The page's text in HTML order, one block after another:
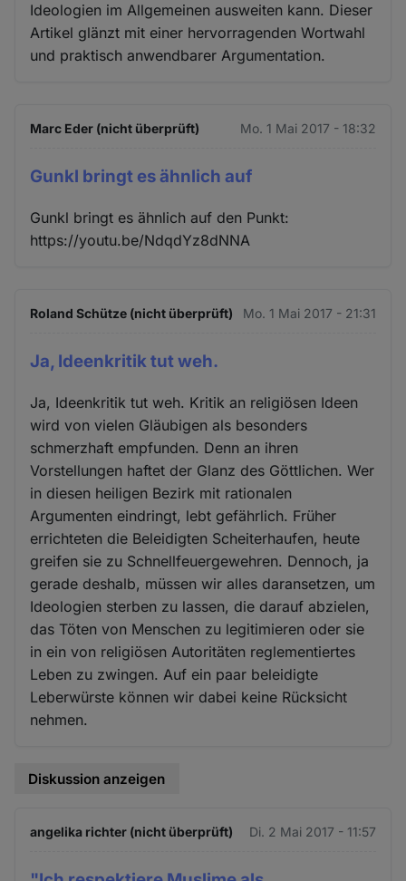
Ideologien im Allgemeinen ausweiten kann. Dieser
Artikel glänzt mit einer hervorragenden Wortwahl
und praktisch anwendbarer Argumentation.
Marc Eder (nicht überprüft) Mo. 1 Mai 2017 - 18:32
Gunkl bringt es ähnlich auf
Gunkl bringt es ähnlich auf den Punkt:
https://youtu.be/NdqdYz8dNNA
Roland Schütze (nicht überprüft) Mo. 1 Mai 2017 - 21:31
Ja, Ideenkritik tut weh.
Ja, Ideenkritik tut weh. Kritik an religiösen Ideen
wird von vielen Gläubigen als besonders
schmerzhaft empfunden. Denn an ihren
Vorstellungen haftet der Glanz des Göttlichen. Wer
in diesen heiligen Bezirk mit rationalen
Argumenten eindringt, lebt gefährlich. Früher
errichteten die Beleidigten Scheiterhaufen, heute
greifen sie zu Schnellfeuergewehren. Dennoch, ja
gerade deshalb, müssen wir alles daransetzen, um
Ideologien sterben zu lassen, die darauf abzielen,
das Töten von Menschen zu legitimieren oder sie
in ein von religiösen Autoritäten reglementiertes
Leben zu zwingen. Auf ein paar beleidigte
Leberwürste können wir dabei keine Rücksicht
nehmen.
Diskussion anzeigen
angelika richter (nicht überprüft) Di. 2 Mai 2017 - 11:57